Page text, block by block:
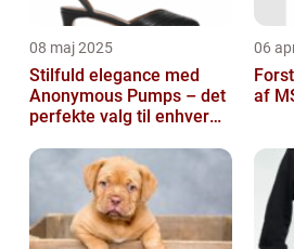
08 maj 2025
Stilfuld elegance med
Anonymous Pumps – det
perfekte valg til enhver
06
af